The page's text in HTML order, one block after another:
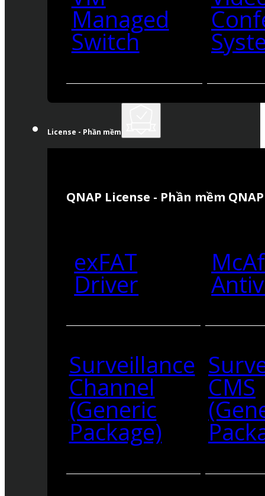
Managed
Switch
License - Phần mềm
QNAP License - Phần mềm QNAP
exFAT
Driver
Surveillance
Channel
(Generic
Package)
CMS